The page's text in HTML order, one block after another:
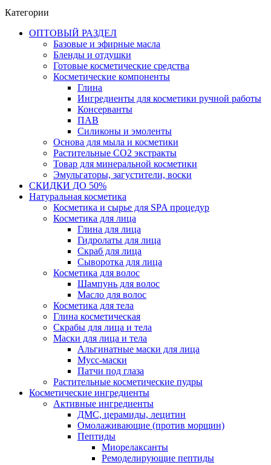
Категории
ОПТОВЫЙ РАЗДЕЛ
Базовые и эфирные масла
Бленды и отдушки
Готовые косметические средства
Косметические компоненты
Глина
Ингредиенты для косметики ручной работы
Консерванты
ПАВ
Силиконы и эмоленты
Основа для мыла и косметики
Растительные СО2 экстракты
Товар для минеральной косметики
Эмульгаторы, загустители, воски
СКИДКИ ДО 50%
Натуральная косметика
Косметика и сырье для SPA процедур
Косметика для лица
Глина для лица
Гидролаты для лица
Скраб для лица
Сыворотка для лица
Косметика для волос
Шампунь для волос
Масло для волос
Косметика для тела
Глина косметическая
Скрабы для лица и тела
Маски для лица и тела
Альгинатные маски для лица
Мусс-маски
Патчи под глаза
Растительные косметические пудры
Косметические ингредиенты
Активные ингредиенты
ДМС, церамиды, лецитин
Омолаживающие (против морщин)
Пептиды
Миорелаксанты
Ремоделирующие пептиды